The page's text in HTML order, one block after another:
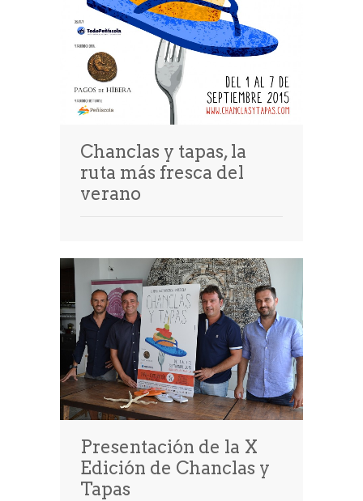
Chanclas y tapas, la
ruta más fresca del
verano
Presentación de la X
Edición de Chanclas y
Tapas